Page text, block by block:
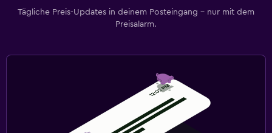
Tägliche Preis-Updates in deinem Posteingang – nur mit dem
Preisalarm.